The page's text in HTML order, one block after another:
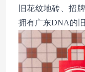
旧花纹地砖、招
拥有广东DNA的旧